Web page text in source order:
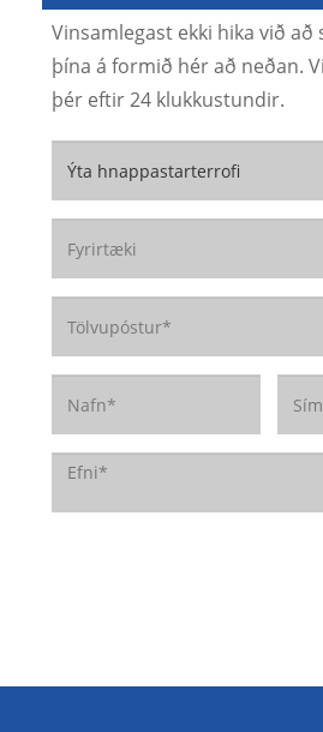
Vinsamlegast ekki hika við
þína á formið hér að neðan.
þér eftir 24 klukkustundir.